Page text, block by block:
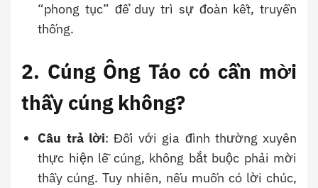
“phong tục” để duy trì sự đoàn kết, truyền
thống.
2. Cúng Ông Táo có cần mời
thầy cúng không?
Câu trả lời: Đối với gia đình thường xuyên
thực hiện lễ cúng, không bắt buộc phải mời
thầy cúng. Tuy nhiên, nếu muốn có lời chúc,